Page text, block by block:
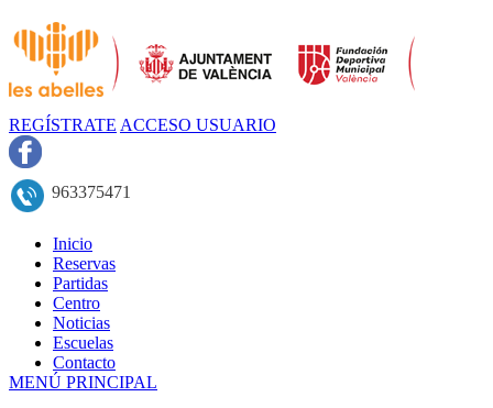
REGÍSTRATE ACCESO USUARIO
963375471
Inicio
Reservas
Partidas
Centro
Noticias
Escuelas
Contacto
MENÚ PRINCIPAL